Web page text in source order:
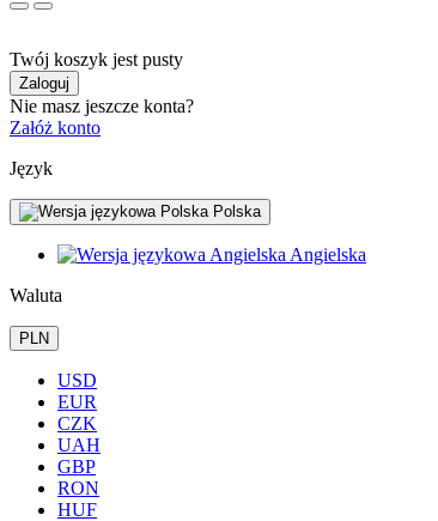
Twój koszyk jest pusty
Zaloguj
Nie masz jeszcze konta?
Załóż konto
Język
Polska
Angielska
Waluta
PLN
USD
EUR
CZK
UAH
GBP
RON
HUF